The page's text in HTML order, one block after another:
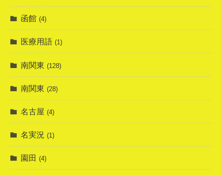
函館 (4)
医療用語 (1)
南関東 (128)
南関東 (28)
名古屋 (4)
名実況 (1)
園田 (4)